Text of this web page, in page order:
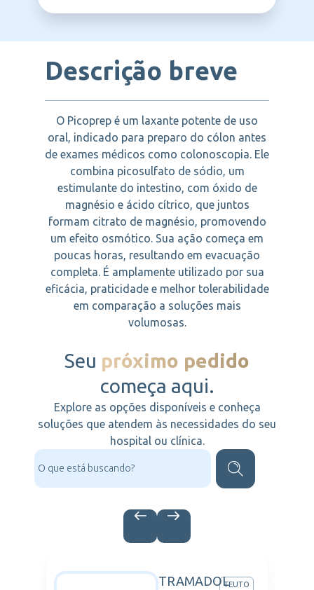
Constipação intestinal
Síndrome do intestino irritável (avaliação)
Hemorragia digestiva (investigação)
Descrição breve
O Picoprep é um laxante potente de uso
oral, indicado para preparo do cólon antes
de exames médicos como colonoscopia. Ele
combina picosulfato de sódio, um
estimulante do intestino, com óxido de
magnésio e ácido cítrico, que juntos
formam citrato de magnésio, promovendo
um efeito osmótico. Sua ação começa em
poucas horas, resultando em evacuação
completa. É amplamente utilizado por sua
eficácia, praticidade e melhor tolerabilidade
em comparação a soluções mais
volumosas.
Seu próximo pedido
começa aqui.
Explore as opções disponíveis e conheça
soluções que atendem às necessidades do seu
hospital ou clínica.
TRAMADOLTEUTO